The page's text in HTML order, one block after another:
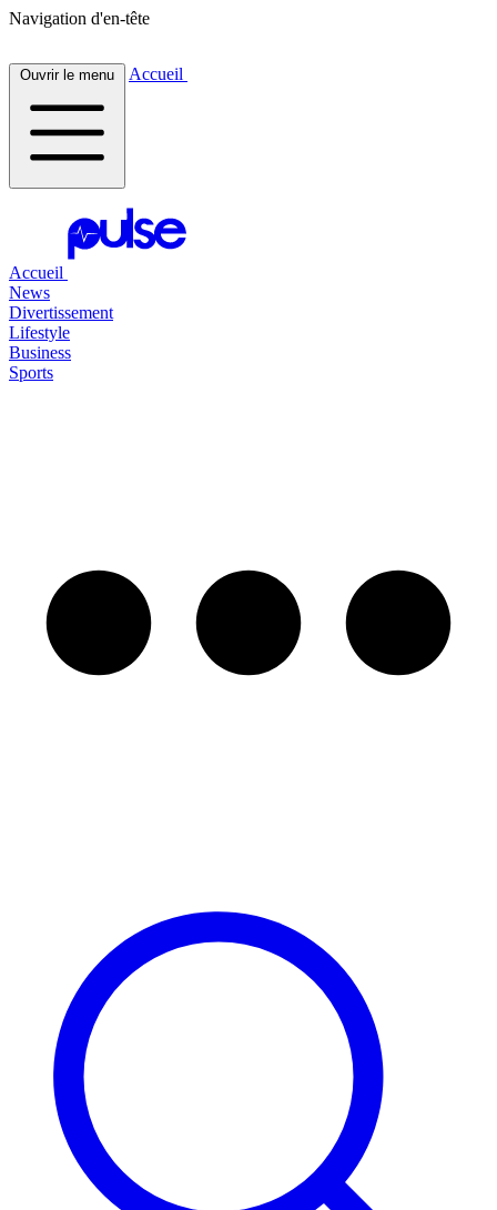
Navigation d'en-tête
Ouvrir le menu Accueil
Accueil
News
Divertissement
Lifestyle
Business
Sports